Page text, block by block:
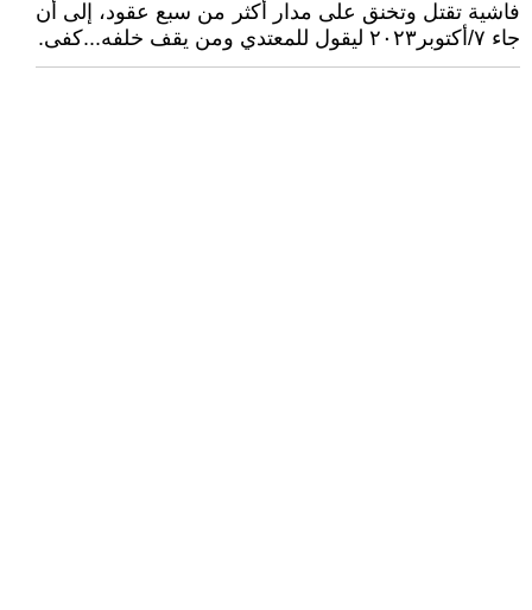
فاشية تقتل وتخنق على مدار أكثر من سبع عقود، إلى أن
جاء ٧/أكتوبر٢٠٢٣ ليقول للمعتدي ومن يقف خلفه...كفى.